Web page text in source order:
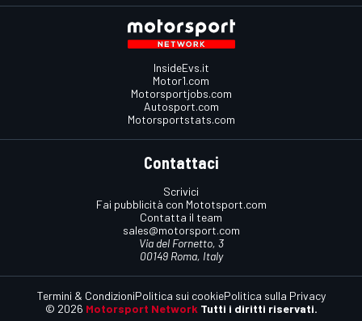
InsideEvs.it
Motor1.com
Motorsportjobs.com
Autosport.com
Motorsportstats.com
Contattaci
Scrivici
Fai pubblicità con Mototsport.com
Contatta il team
sales@motorsport.com
Via del Fornetto, 3
00149 Roma, Italy
© 2026 Motorsport Network Tutti i diritti riservati.
Termini & CondizioniPolitica sui cookiePolitica sulla Privacy